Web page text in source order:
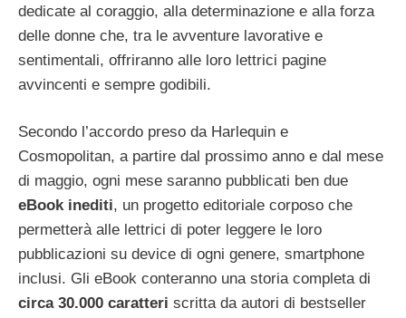
dedicate al coraggio, alla determinazione e alla forza
delle donne che, tra le avventure lavorative e
sentimentali, offriranno alle loro lettrici pagine
avvincenti e sempre godibili.
Secondo l’accordo preso da Harlequin e
Cosmopolitan, a partire dal prossimo anno e dal mese
di maggio, ogni mese saranno pubblicati ben due
eBook inediti, un progetto editoriale corposo che
permetterà alle lettrici di poter leggere le loro
pubblicazioni su device di ogni genere, smartphone
inclusi. Gli eBook conteranno una storia completa di
circa 30.000 caratteri scritta da autori di bestseller